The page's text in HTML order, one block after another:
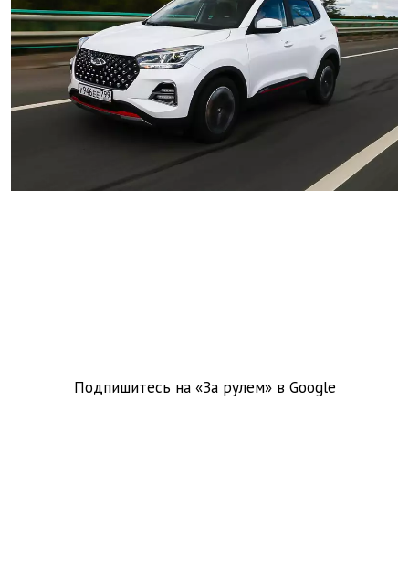
Подпишитесь на «За рулем» в Google